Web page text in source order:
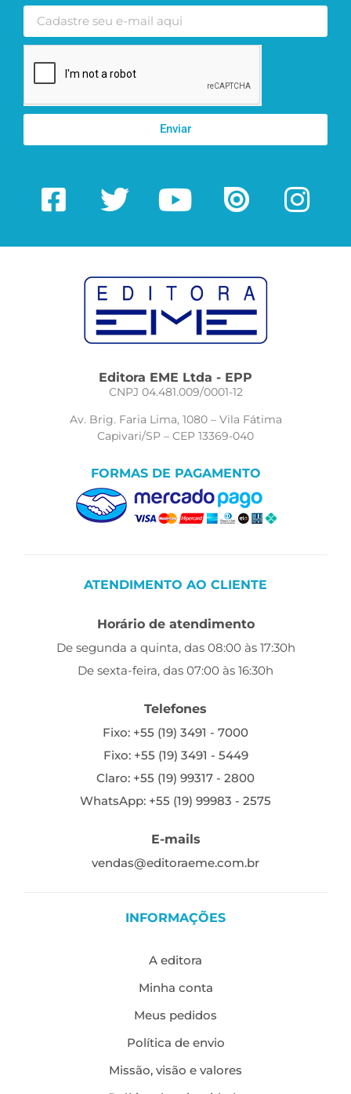
Enviar
Editora EME Ltda - EPP
CNPJ 04.481.009/0001-12
Av. Brig. Faria Lima, 1080 – Vila Fátima
Capivari/SP – CEP 13369-040
FORMAS DE PAGAMENTO
ATENDIMENTO AO CLIENTE
Horário de atendimento
De segunda a quinta, das 08:00 às 17:30h
De sexta-feira, das 07:00 às 16:30h
Telefones
Fixo: +55 (19) 3491 - 7000
Fixo: +55 (19) 3491 - 5449
Claro: +55 (19) 99317 - 2800
WhatsApp: +55 (19) 99983 - 2575
E-mails
vendas@editoraeme.com.br
INFORMAÇÕES
A editora
Minha conta
Meus pedidos
Política de envio
Missão, visão e valores